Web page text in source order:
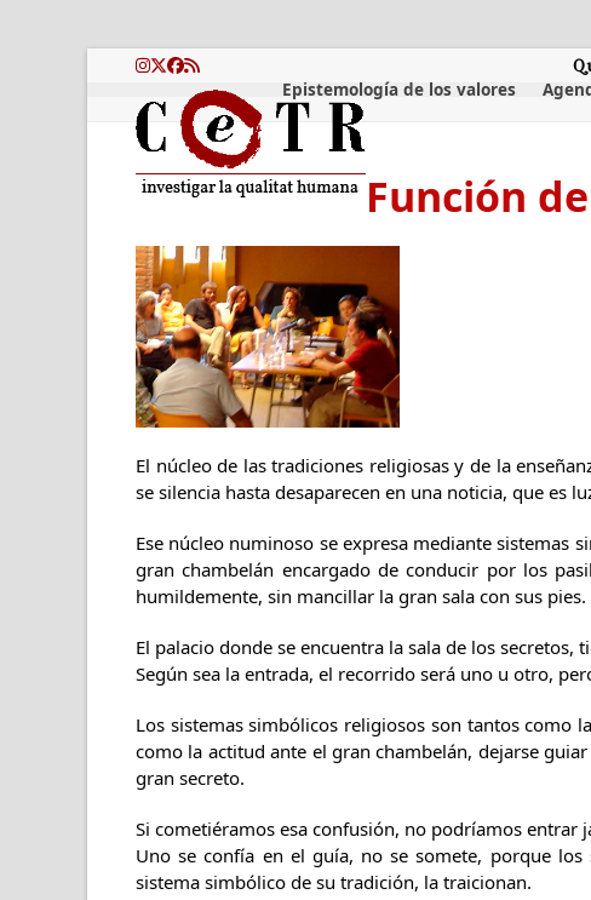
Instagram
Twitter
Facebook
RSS
Epistemología de los valores
Función
El núcleo de las tradiciones religiosas y de la
se silencia hasta desaparecen en una noticia, que es
Ese núcleo numinoso se expresa mediante sistemas
gran chambelán encargado de conducir por los
humildemente, sin mancillar la gran sala con sus pies.
El palacio donde se encuentra la sala de los secretos,
Según sea la entrada, el recorrido será uno u otro,
Los sistemas simbólicos religiosos son tantos como
como la actitud ante el gran chambelán, dejarse
gran secreto.
Si cometiéramos esa confusión, no podríamos entrar
Uno se confía en el guía, no se somete, porque los
sistema simbólico de su tradición, la traicionan.